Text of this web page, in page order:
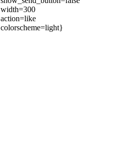
width=300
action=like
colorscheme=light}